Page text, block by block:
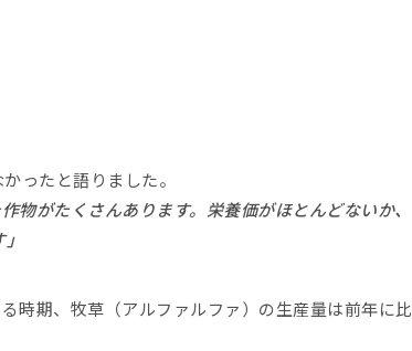
ったと語りました。
物がたくさんあります。栄養価がほとんどないか、
時期、牧草（アルファルファ）の生産量は前年に比